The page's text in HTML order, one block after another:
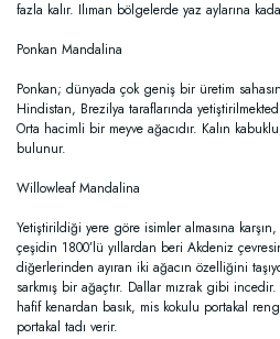
fazla kalır. Ilıman bölgelerde yaz aylarına
Ponkan Mandalina
Ponkan; dünyada çok geniş bir üretim
Hindistan, Brezilya taraflarında
Orta hacimli bir meyve ağacıdır. Kalın
bulunur.
Willowleaf Mandalina
Yetiştirildiği yere göre isimler almasına
çeşidin 1800’lü yıllardan beri Akdeniz
diğerlerinden ayıran iki ağacın özelliğini
sarkmış bir ağaçtır. Dallar mızrak gibi
hafif kenardan basık, mis kokulu portakal
portakal tadı verir.